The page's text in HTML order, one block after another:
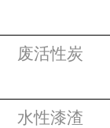
废活性炭
水性漆渣